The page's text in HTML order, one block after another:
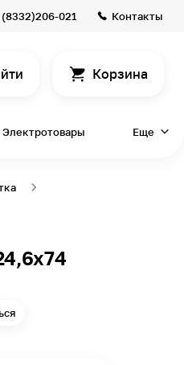
(8332)206-021 Контакты
Корзина
Электротовары Еще